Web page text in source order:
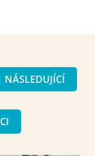
NÁSLEDUJÍCÍ